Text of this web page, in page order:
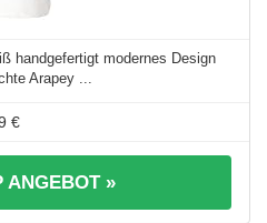
handgefertigt modernes Design
Arapey ...
€
ANGEBOT »